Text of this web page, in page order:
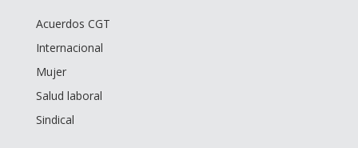
Acuerdos CGT
Internacional
Mujer
Salud laboral
Sindical